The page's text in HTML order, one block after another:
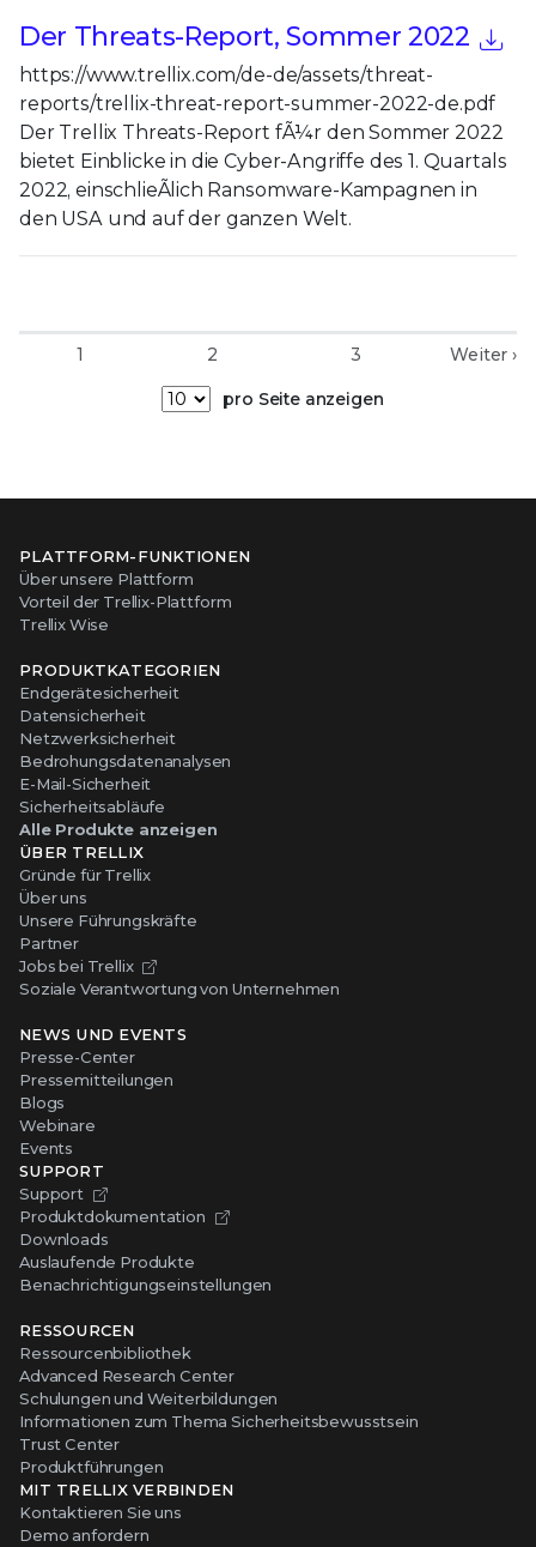
Der Threats-Report, Sommer 2022
https://www.trellix.com/de-de/assets/threat-
reports/trellix-threat-report-summer-2022-de.pdf
Der Trellix Threats-Report fÃ¼r den Sommer 2022
bietet Einblicke in die Cyber-Angriffe des 1. Quartals
2022, einschlieÃlich Ransomware-Kampagnen in
den USA und auf der ganzen Welt.
1 2 3 Weiter ›
pro Seite anzeigen
PLATTFORM-FUNKTIONEN
Über unsere Plattform
Vorteil der Trellix-Plattform
Trellix Wise
PRODUKTKATEGORIEN
Endgerätesicherheit
Datensicherheit
Netzwerksicherheit
Bedrohungsdatenanalysen
E-Mail-Sicherheit
Sicherheitsabläufe
Alle Produkte anzeigen
ÜBER TRELLIX
Gründe für Trellix
Über uns
Unsere Führungskräfte
Partner
Jobs bei Trellix
Soziale Verantwortung von Unternehmen
NEWS UND EVENTS
Presse-Center
Pressemitteilungen
Blogs
Webinare
Events
SUPPORT
Support
Produktdokumentation
Downloads
Auslaufende Produkte
Benachrichtigungseinstellungen
RESSOURCEN
Ressourcenbibliothek
Advanced Research Center
Schulungen und Weiterbildungen
Informationen zum Thema Sicherheitsbewusstsein
Trust Center
Produktführungen
MIT TRELLIX VERBINDEN
Kontaktieren Sie uns
Demo anfordern